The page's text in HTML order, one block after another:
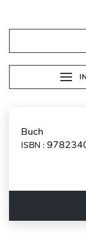
Buch
ISBN :